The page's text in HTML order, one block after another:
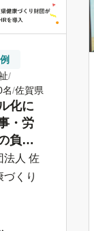
佐賀県
化に
・労
負荷
法人 佐
づくり